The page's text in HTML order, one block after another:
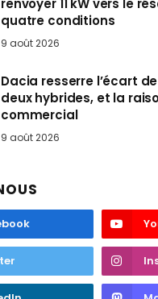
renvoyer 11 kW vers le
quatre conditions
9 août 2026
Dacia resserre l’écart
deux hybrides, et la
commercial
9 août 2026